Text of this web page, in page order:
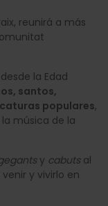
reunirá a más
la Edad
santos,
populares,
música de la
y cabutsal
y vivirlo en